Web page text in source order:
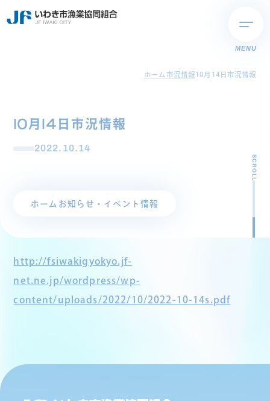
MENU
ホーム 市況情報10月14日市況情報
10月14日市況情報
2022.10.14
ホーム お知らせ・イベント情報
SCROLL
http://fsiwakigyokyo.jf-
net.ne.jp/wordpress/wp-
content/uploads/2022/10/2022-10-14s.pdf